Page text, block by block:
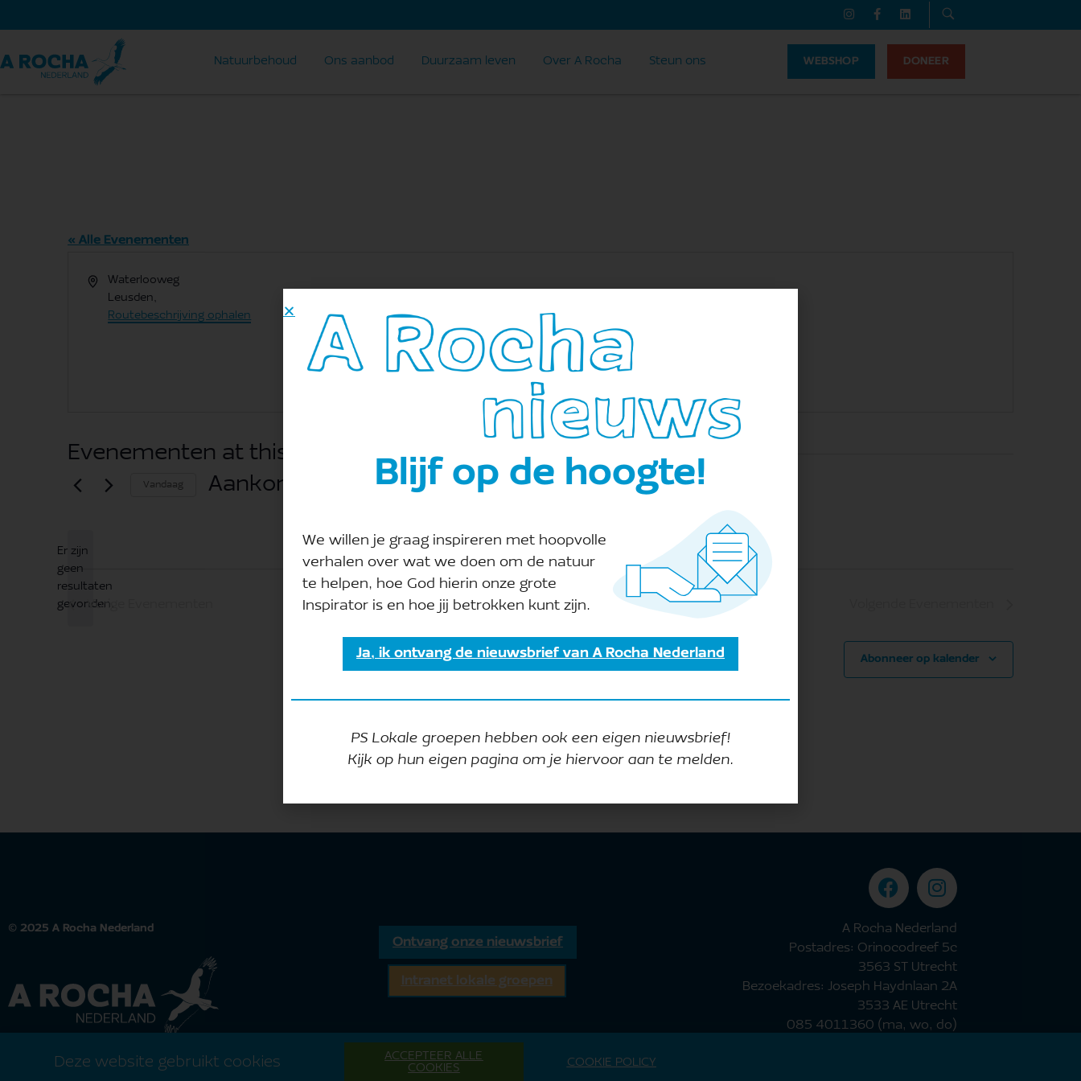
Natuurbehoud Ons aanbod Duurzaam leven Over A Rocha Steun ons WEBSHOP DONEER
« Alle Evenementen
AdresWaterlooweg
Leusden,
Routebeschrijving ophalen
Evenementen at this locatie
Bericht
Er zijn
geen
resultaten
gevonden.
Vandaag Aankomende
Vorige
Abonneer op kalender
© 2025 A Rocha Nederland
Ontvang onze nieuwsbrief
Intranet lokale groepen
A Rocha Nederland
Postadres: Orinocodreef 5c
3563 ST Utrecht
Bezoekadres: Joseph Haydnlaan 2A
3533 AE Utrecht
085 4011360 (ma, wo, do)
Deze website gebruikt cookies
ACCEPTEER ALLE
COOKIES
COOKIE POLICY
Blijf op de hoogte!
We willen je graag inspireren met hoopvolle
verhalen over wat we doen om de natuur
te helpen, hoe God hierin onze grote
Inspirator is en hoe jij betrokken kunt zijn.
Ja, ik ontvang de nieuwsbrief van A Rocha Nederland
PS Lokale groepen hebben ook een eigen nieuwsbrief!
Kijk op hun eigen pagina om je hiervoor aan te melden.